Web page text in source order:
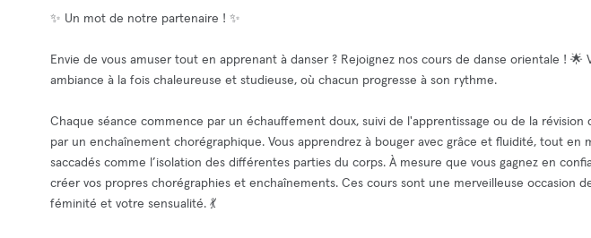
✨ Un mot de notre partenaire ! ✨
Envie de vous amuser tout en apprenant à danser ? Rejoignez nos cours de danse orientale ! 🌟
ambiance à la fois chaleureuse et studieuse, où chacun progresse à son rythme.
Chaque séance commence par un échauffement doux, suivi de l'apprentissage ou de la
par un enchaînement chorégraphique. Vous apprendrez à bouger avec grâce et fluidité, tout en
saccadés comme l’isolation des différentes parties du corps. À mesure que vous gagnez en
créer vos propres chorégraphies et enchaînements. Ces cours sont une merveilleuse occasion
féminité et votre sensualité. 💃